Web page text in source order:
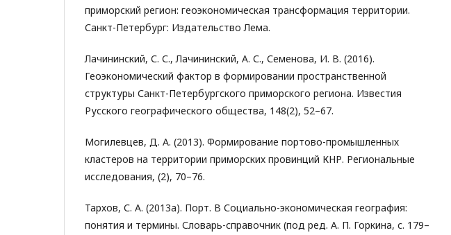
приморский регион: геоэкономическая трансформация территории.
Санкт-Петербург: Издательство Лема.
Лачининский, С. С., Лачининский, А. С., Семенова, И. В. (2016).
Геоэкономический фактор в формировании пространственной
структуры Санкт-Петербургского приморского региона. Известия
Русского географического общества, 148(2), 52–67.
Могилевцев, Д. А. (2013). Формирование портово-промышленных
кластеров на территории приморских провинций КНР. Региональные
исследования, (2), 70–76.
Тархов, С. А. (2013a). Порт. В Социально-экономическая география:
понятия и термины. Словарь-справочник (под ред. А. П. Горкина, с. 179–